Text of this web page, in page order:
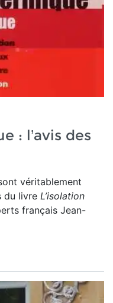
: l’avis des
véritablement
du livre L’isolation
français Jean-